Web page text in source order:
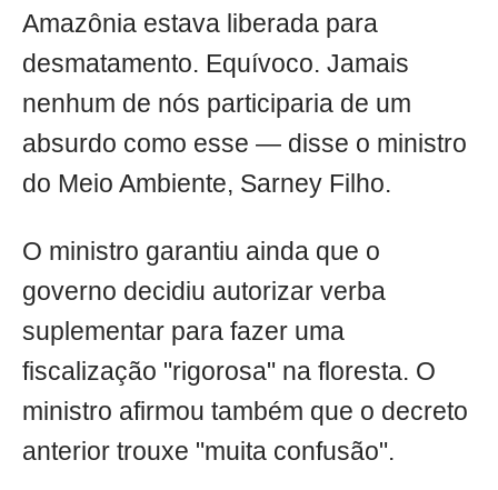
Amazônia estava liberada para
desmatamento. Equívoco. Jamais
nenhum de nós participaria de um
absurdo como esse — disse o ministro
do Meio Ambiente, Sarney Filho.
O ministro garantiu ainda que o
governo decidiu autorizar verba
suplementar para fazer uma
fiscalização "rigorosa" na floresta. O
ministro afirmou também que o decreto
anterior trouxe "muita confusão".